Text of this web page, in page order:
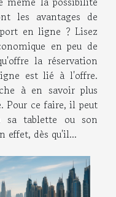
les avantages de
en ligne ? Lisez
en peu de
la réservation
est lié à l'offre.
à en savoir plus
Pour ce faire, il peut
sa tablette ou son
effet, dès qu'il...